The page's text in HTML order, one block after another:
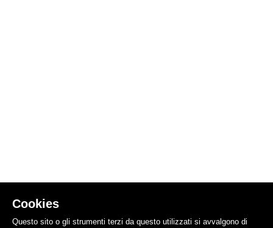
Cookies
Questo sito o gli strumenti terzi da questo utilizzati si avvalgono di